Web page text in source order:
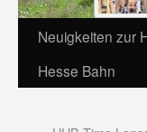
Neuigkeiten zur
Hesse Bahn